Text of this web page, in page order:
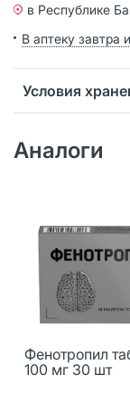
в Республике
В аптеку завтра
Условия
Аналоги
Фенотропил
100 мг 30 шт